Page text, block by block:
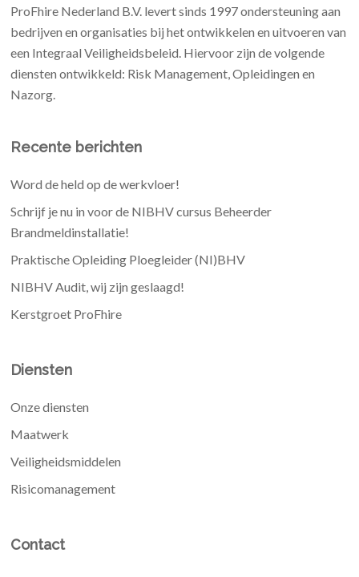
ProFhire Nederland B.V. levert sinds 1997 ondersteuning aan
bedrijven en organisaties bij het ontwikkelen en uitvoeren van
een Integraal Veiligheidsbeleid. Hiervoor zijn de volgende
diensten ontwikkeld: Risk Management, Opleidingen en
Nazorg.
Recente berichten
Word de held op de werkvloer!
Schrijf je nu in voor de NIBHV cursus Beheerder
Brandmeldinstallatie!
Praktische Opleiding Ploegleider (NI)BHV
NIBHV Audit, wij zijn geslaagd!
Kerstgroet ProFhire
Diensten
Onze diensten
Maatwerk
Veiligheidsmiddelen
Risicomanagement
Contact